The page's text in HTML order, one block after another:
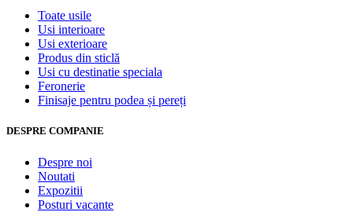
Toate usile
Usi interioare
Usi exterioare
Produs din sticlă
Usi cu destinatie speciala
Feronerie
Finisaje pentru podea și pereți
DESPRE COMPANIE
Despre noi
Noutati
Expozitii
Posturi vacante